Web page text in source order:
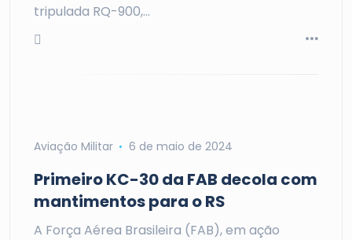
tripulada RQ-900,…
Aviação Militar 6 de maio de 2024
Primeiro KC-30 da FAB decola com
mantimentos para o RS
A Força Aérea Brasileira (FAB), em ação